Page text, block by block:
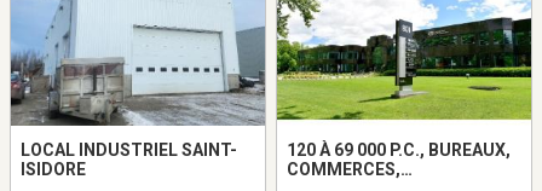
LOCAL INDUSTRIEL SAINT-
ISIDORE
120 À 69 000 P.C., BUREAUX,
COMMERCES,